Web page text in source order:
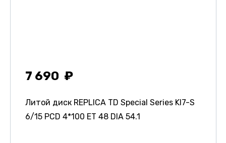
7 690
Литой диск REPLICA TD Special Series KI7-S
6/15 PCD 4*100 ET 48 DIA 54.1